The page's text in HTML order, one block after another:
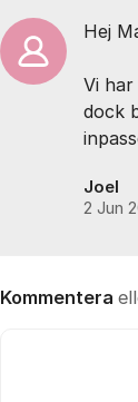
Hej
Vi
dock
Joel
2 Jun
Kommentera